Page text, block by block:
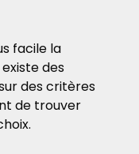
facile la
des
des critères
de trouver